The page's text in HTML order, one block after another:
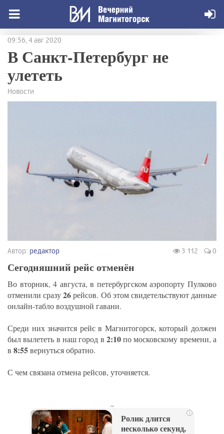
09:56, 4 авг 2020
В Санкт-Петербург не
улететь
Новости
Автор: редактор 3 112 0
Сегодняшний рейс отменён
Во вторник, 4 августа, в петербургском аэропорту Пулково
отменили сразу26рейсов. Об этом свидетельствуют данные
онлайн-табло воздушной гавани.
Среди них значится рейс в Магнитогорск, который должен
был вылететь в наш город в 2:10по московскому времени, а
в 8:55вернуться обратно.
С чем связана отмена рейсов, уточняется.
i
Ролик длится
несколько секунд,